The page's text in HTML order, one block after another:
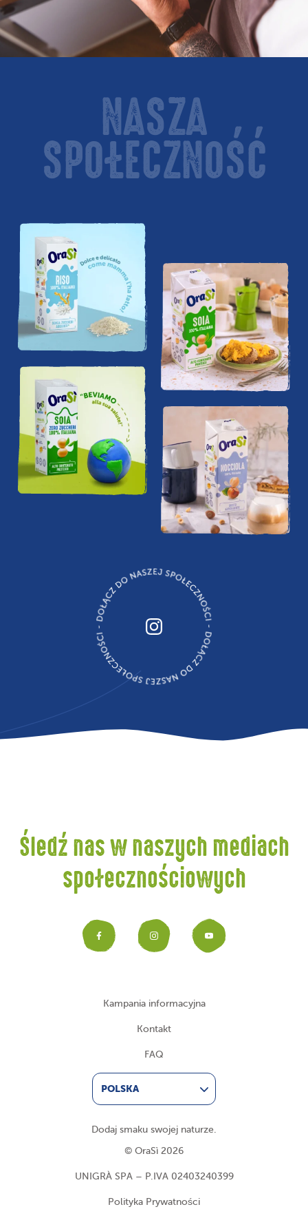
NASZA
SPOŁECZNOŚĆ
Śledź nas w naszych mediach
społecznościowych
Facebook
Instagram
Kampania informacyjna
Kontakt
FAQ
POLSKA
Dodaj smaku swojej naturze.
© OraSì 2026
UNIGRÀ SPA – P.IVA 02403240399
Polityka Prywatności